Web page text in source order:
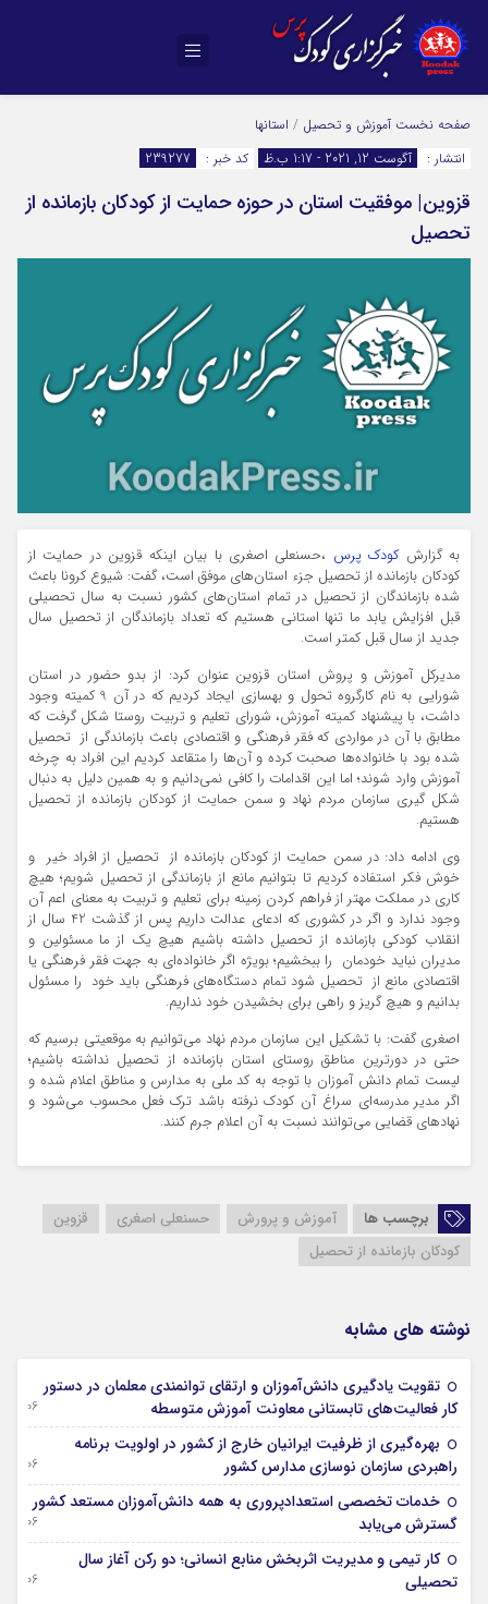
صفحه نخست آموزش و تحصیل / استانها
انتشار :
آگوست 12, 2021 - 1:17 ب.ظ کد خبر : 239277
قزوین| موفقیت استان در حوزه حمایت از کودکان بازمانده از
تحصیل
به گزارشکودک پرس ،حسنعلی اصغری با بیان اینکه قزوین در حمایت از
کودکان بازمانده از تحصیل جزء استان‌های موفق است، گفت: شیوع کرونا باعث
شده بازماندگان از تحصیل در تمام استان‌های کشور نسبت به سال تحصیلی
قبل افزایش یابد ما تنها استانی هستیم که تعداد بازماندگان از تحصیل سال
جدید از سال قبل کمتر است.
مدیرکل آموزش و پروش استان قزوین عنوان کرد: از بدو حضور در استان
شورایی به نام کارگروه تحول و بهسازی ایجاد کردیم که در آن 9 کمیته وجود
داشت، با پیشنهاد کمیته آموزش، شورای تعلیم و تربیت روستا شکل گرفت که
مطابق با آن در مواردی که فقر فرهنگی و اقتصادی باعث بازماندگی از تحصیل
شده بود با خانواده‌ها صحبت کرده و آن‌ها را متقاعد کردیم این افراد به چرخه
آموزش وارد شوند؛ اما این اقدامات را کافی نمی‌دانیم و به همین دلیل به دنبال
شکل گیری سازمان مردم نهاد و سمن حمایت از کودکان بازمانده از تحصیل
هستیم.
وی ادامه داد: در سمن حمایت از کودکان بازمانده از تحصیل از افراد خیر و
خوش فکر استفاده کردیم تا بتوانیم مانع از بازماندگی از تحصیل شویم؛ هیچ
کاری در مملکت مهتر از فراهم کردن زمینه برای تعلیم و تربیت به معنای اعم آن
وجود ندارد و اگر در کشوری که ادعای عدالت داریم پس از گذشت 42 سال از
انقلاب کودکی بازمانده از تحصیل داشته باشیم هیچ یک از ما مسئولین و
مدیران نباید خودمان را ببخشیم؛ بویژه اگر خانواده‌ای به جهت فقر فرهنگی یا
اقتصادی مانع از تحصیل شود تمام دستگاه‌های فرهنگی باید خود را مسئول
بدانیم و هیچ گریز و راهی برای بخشیدن خود نداریم.
اصغری گفت: با تشکیل این سازمان مردم نهاد می‌توانیم به موقعیتی برسیم که
حتی در دورترین مناطق روستای استان بازمانده از تحصیل نداشته باشیم؛
لیست تمام دانش آموزان با توجه به کد ملی به مدارس و مناطق اعلام شده و
اگر مدیر مدرسه‌ای سراغ آن کودک نرفته باشد ترک فعل محسوب می‌شود و
نهادهای قضایی می‌توانند نسبت به آن اعلام جرم کنند.
برچسب ها آموزش و پرورش حسنعلی اصغری
قزوین
کودکان بازمانده از تحصیل
نوشته های مشابه
تقویت یادگیری دانش‌آموزان و ارتقای توانمندی معلمان در دستور
کار فعالیت‌های تابستانی معاونت آموزش متوسطه
06 آگوست 2026
بهره‌گیری از ظرفیت ایرانیان خارج از کشور در اولویت برنامه
راهبردی سازمان نوسازی مدارس کشور
06 آگوست 2026
خدمات تخصصی استعدادپروری به همه دانش‌آموزان مستعد کشور
گسترش می‌یابد
06 آگوست 2026
کار تیمی و مدیریت اثربخش منابع انسانی؛ دو رکن آغاز سال
تحصیلی
06 آگوست 2026